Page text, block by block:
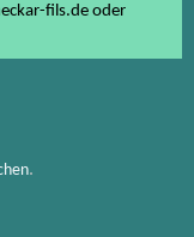
fils.de oder
.